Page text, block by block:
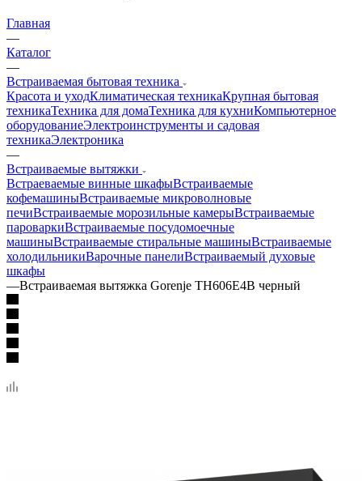
Главная
—
Каталог
—
Встраиваемая бытовая техника
Красота и уходКлиматическая техникаКрупная бытовая
техникаТехника для домаТехника для кухниКомпьютерное
оборудованиеЭлектроинструменты и садовая
техникаЭлектроника
—
Встраиваемые вытяжки
Встраеваемые винные шкафыВстраиваемые
кофемашиныВстраиваемые микроволновые
печиВстраиваемые морозильные камерыВстраиваемые
пароваркиВстраиваемые посудомоечные
машиныВстраиваемые стиральные машиныВстраиваемые
холодильникиВарочные панелиВстраиваемый духовые
шкафы
—Встраиваемая вытяжка Gorenje TH606E4B черный